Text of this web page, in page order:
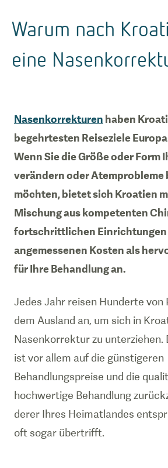
Warum nach
eine
Nasenkorrekturen haben
begehrtesten Reiseziele
Wenn Sie die Größe oder Form
verändern oder Atemprobleme
möchten, bietet sich Kroatien
Mischung aus kompetenten
fortschrittlichen Einrichtungen
angemessenen Kosten als
für Ihre Behandlung an.
Jedes Jahr reisen Hunderte von
dem Ausland an, um sich in
Nasenkorrektur zu unterziehen.
ist vor allem auf die günstigeren
Behandlungspreise und die
hochwertige Behandlung
derer Ihres Heimatlandes
oft sogar übertrifft.